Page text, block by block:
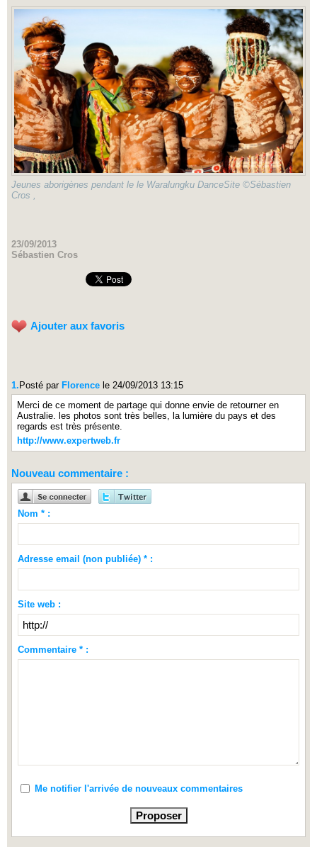
Jeunes aborigènes pendant le le Waralungku DanceSite ©Sébastien
Cros ,
23/09/2013
Sébastien Cros
Ajouter aux favoris
1. Posté par Florence le 24/09/2013 13:15
Merci de ce moment de partage qui donne envie de retourner en
Australie. les photos sont très belles, la lumière du pays et des
regards est très présente.
http://www.expertweb.fr
Nouveau commentaire :
Nom * :
Adresse email (non publiée) * :
Site web :
Commentaire * :
Me notifier l'arrivée de nouveaux commentaires